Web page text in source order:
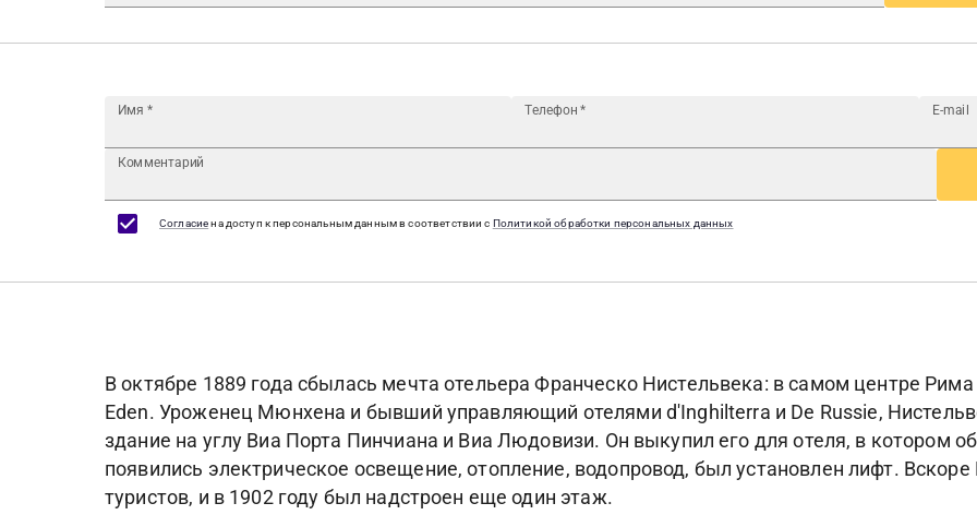
Имя * Телефон * E-mail
Комментарий
Согласиена доступ к персональным данным в соответствии с Политикой обработки персональных данных
В октябре 1889 года сбылась мечта отельера Франческо Нистельвека: в самом центре
Eden. Уроженец Мюнхена и бывший управляющий отелями d'Inghilterra и De Russie,
здание на углу Виа Порта Пинчиана и Виа Людовизи. Он выкупил его для отеля, в котором
появились электрическое освещение, отопление, водопровод, был установлен лифт.
туристов, и в 1902 году был надстроен еще один этаж.